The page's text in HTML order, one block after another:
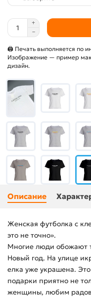
🖨 Печать выполняется по
Изображение — пример
дизайн.
Описание
Женская футболка с
это не точно».
Многие люди обожают
Новый год. На улице
елка уже украшена.
подарки приятно не
женщины, любим